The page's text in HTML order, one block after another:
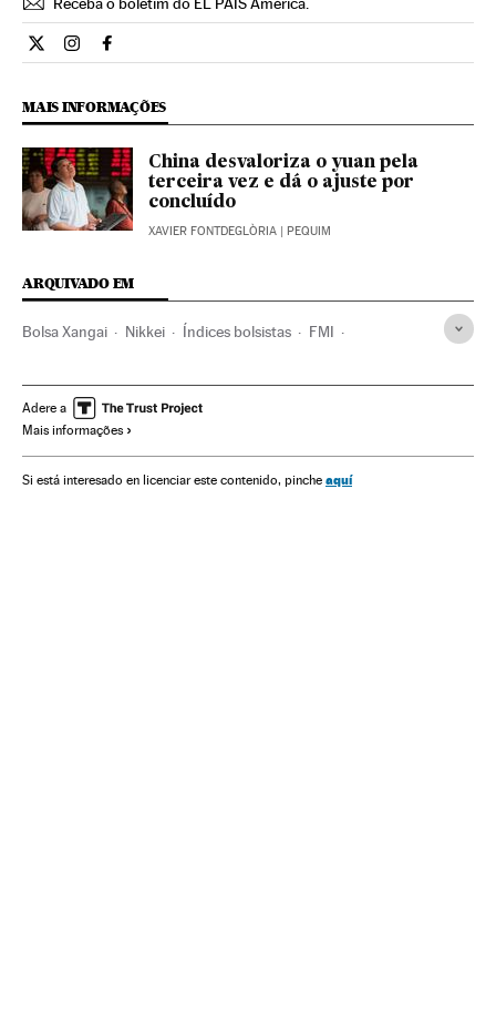
Economia El País Brasil en Twitter
Economia El País Brasil en Instagram
Economia El País Brasil en Facebook
MAIS INFORMAÇÕES
China desvaloriza o yuan pela
terceira vez e dá o ajuste por
concluído
XAVIER FONTDEGLÒRIA | PEQUIM
ARQUIVADO EM
Bolsa Xangai Nikkei Índices bolsistas FMI
Conjuntura econômica Mercados financeiros
Organizações internacionais
Finanças Economia Shenzhen China Ásia oriental
Adere a
Mais informações
Si está interesado en licenciar este contenido, pinche aquí